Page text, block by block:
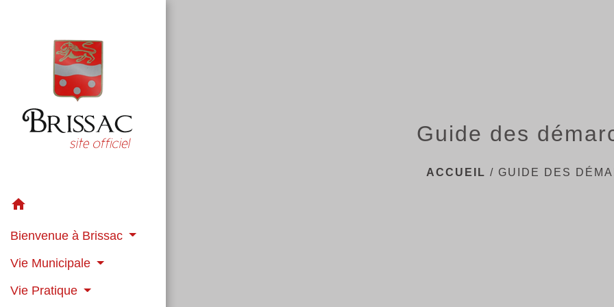
home
Bienvenue à Brissac
Vie Municipale
Vie Pratique
Guide des
ACCUEIL / GUIDE DES